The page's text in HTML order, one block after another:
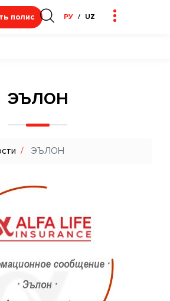
полис РУ UZ
ЭЪЛОН
ЭЪЛОН